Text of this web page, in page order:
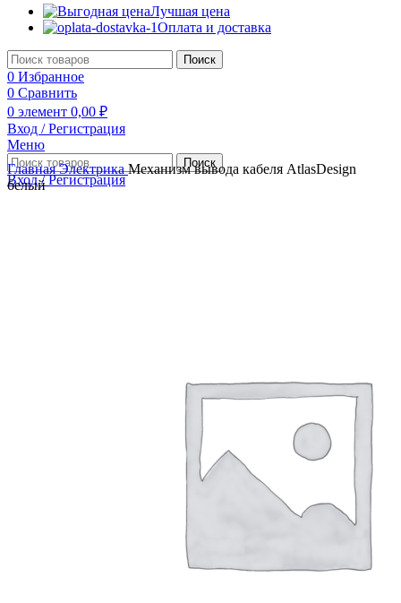
Лучшая цена
Оплата и доставка
Поиск
0 Избранное
0 Сравнить
0 элемент 0,00 ₽
Вход / Регистрация
Меню
Поиск
Вход / Регистрация
ГлавнаяЭлектрикаМеханизм вывода кабеля AtlasDesign
белый